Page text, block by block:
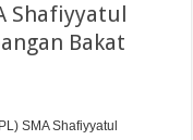
Shafiyyatul
Bakat
SMA Shafiyyatul